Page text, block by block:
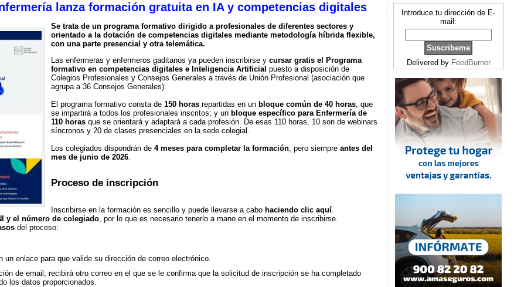
lanza formación gratuita en IA y competencias digitales
Se trata de un programa formativo dirigido a profesionales de diferentes sectores y
orientado a la dotación de competencias digitales mediante metodología híbrida flexible,
con una parte presencial y otra telemática.
Las enfermeras y enfermeros gaditanos ya pueden inscribirse y cursar gratis el Programa
formativo en competencias digitales e Inteligencia Artificial puesto a disposición de
Colegios Profesionales y Consejos Generales a través de Unión Profesional (asociación que
agrupa a 36 Consejos Generales).
El programa formativo consta de 150 horasrepartidas en un bloque común de 40 horas, que
se impartirá a todos los profesionales inscritos; y un bloque específico para Enfermería de
110 horasque se orientará y adaptará a cada profesión. De esas 110 horas, 10 son de webinars
síncronos y 20 de clases presenciales en la sede colegial.
Los colegiados dispondrán de 4 meses para completar la formación, pero siempre antes del
mes de junio de 2026.
Proceso de inscripción
Inscribirse en la formación es sencillo y puede llevarse a cabo haciendo clic aquí.
y el número de colegiado, por lo que es necesario tenerlo a mano en el momento de inscribirse.
del proceso:
un enlace para que valide su dirección de correo electrónico.
de email, recibirá otro correo en el que se le confirma que la solicitud de inscripción se ha completado
los datos proporcionados.
Introduce tu dirección de E-
mail:
Delivered by FeedBurner